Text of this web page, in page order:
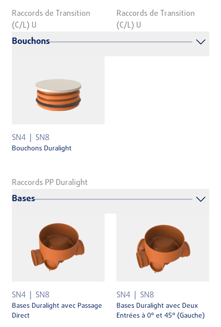
Raccords de Transition
(C/L) U
Raccords de Transition
(C/L) U
Bouchons
SN4 SN8
Bouchons Duralight
Raccords PP Duralight
Bases
SN4 SN8
Bases Duralight avec Passage
Direct
SN4 SN8
Bases Duralight avec Deux
Entrées à 0° et 45° (Gauche)